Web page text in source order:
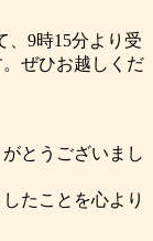
、9時15分より受
ぜひお越しくだ
とうございまし
たことを心より